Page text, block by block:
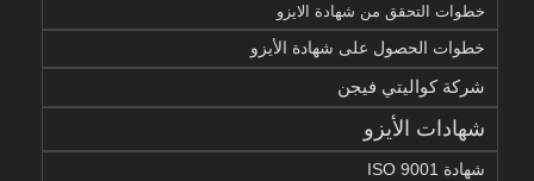
خطوات التحقق من شهادة الايزو
خطوات الحصول على شهادة الأيزو
شركة كواليتي فيجن
شهادات الأيزو
شهادة ISO 9001